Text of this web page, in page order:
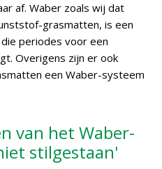
af. Waber zoals wij dat
grasmatten, is een
periodes voor een
Overigens zijn er ook
een Waber-systeem
van het Waber-
stilgestaan'